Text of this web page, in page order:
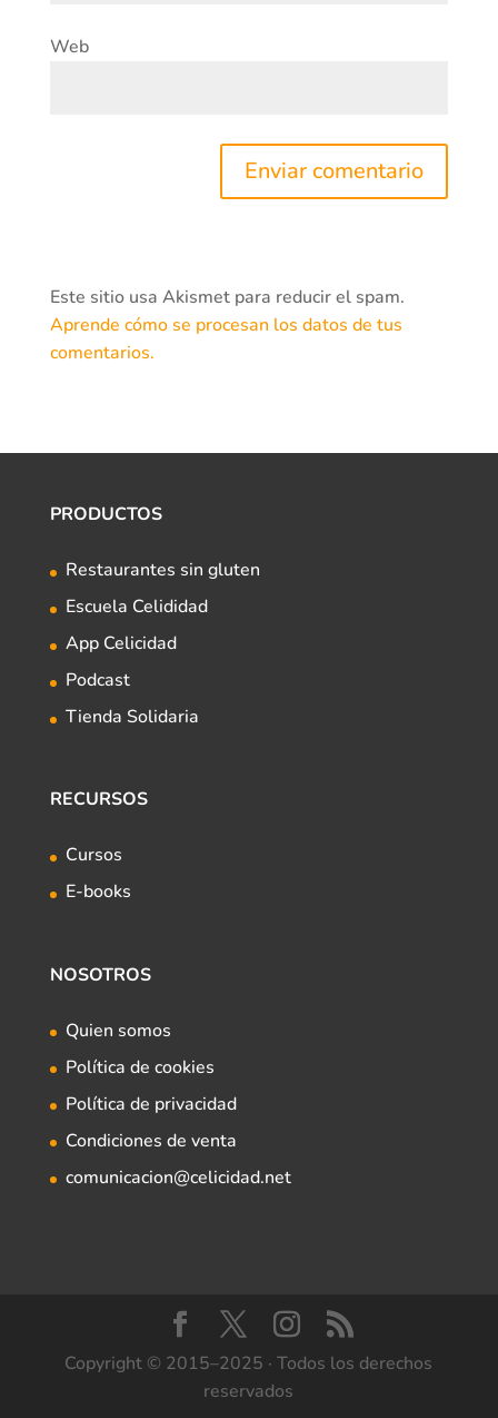
Web
Este sitio usa Akismet para reducir el spam.
Aprende cómo se procesan los datos de tus
comentarios.
PRODUCTOS
Restaurantes sin gluten
Escuela Celididad
App Celicidad
Podcast
Tienda Solidaria
RECURSOS
Cursos
E-books
NOSOTROS
Quien somos
Política de cookies
Política de privacidad
Condiciones de venta
comunicacion@celicidad.net
Copyright © 2015–2025 · Todos los derechos
reservados